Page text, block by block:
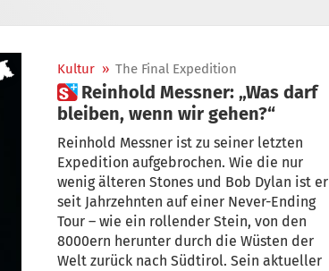
Kultur » The Final Expedition
 Reinhold Messner: „Was darf
bleiben, wenn wir gehen?“
Reinhold Messner ist zu seiner letzten
Expedition aufgebrochen. Wie die nur
wenig älteren Stones und Bob Dylan ist er
seit Jahrzehnten auf einer Never-Ending
Tour – wie ein rollender Stein, von den
8000ern herunter durch die Wüsten der
Welt zurück nach Südtirol. Sein aktueller